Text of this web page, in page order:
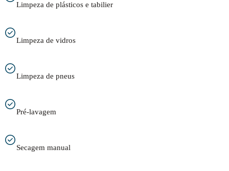
Limpeza de plásticos e tabilier
Limpeza de vidros
Limpeza de pneus
Pré-lavagem
Secagem manual